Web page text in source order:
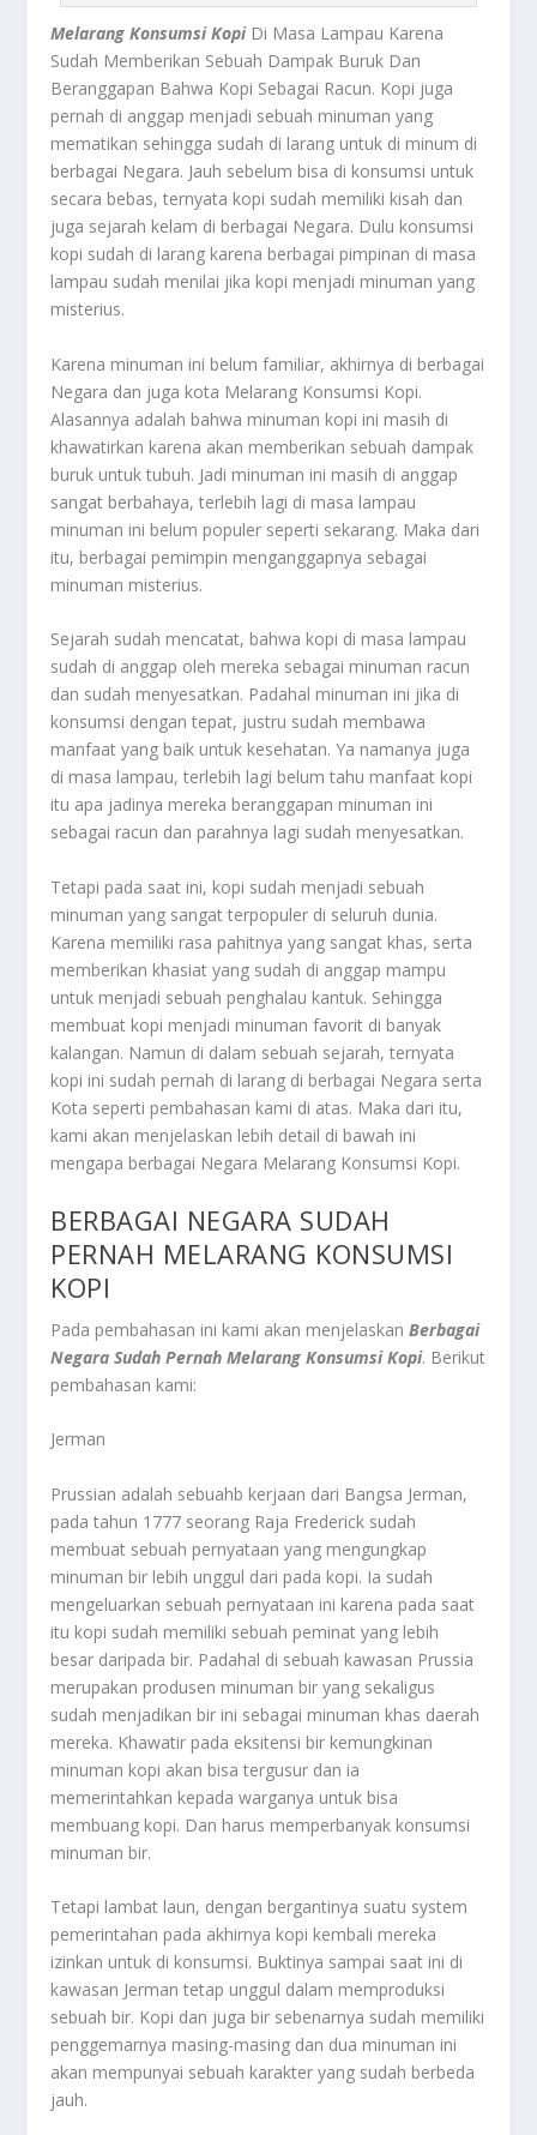
Melarang Konsumsi Kopi Di Masa Lampau Karena
Sudah Memberikan Sebuah Dampak Buruk Dan
Beranggapan Bahwa Kopi Sebagai Racun. Kopi juga
pernah di anggap menjadi sebuah minuman yang
mematikan sehingga sudah di larang untuk di minum di
berbagai Negara. Jauh sebelum bisa di konsumsi untuk
secara bebas, ternyata kopi sudah memiliki kisah dan
juga sejarah kelam di berbagai Negara. Dulu konsumsi
kopi sudah di larang karena berbagai pimpinan di masa
lampau sudah menilai jika kopi menjadi minuman yang
misterius.
Karena minuman ini belum familiar, akhirnya di berbagai
Negara dan juga kota Melarang Konsumsi Kopi.
Alasannya adalah bahwa minuman kopi ini masih di
khawatirkan karena akan memberikan sebuah dampak
buruk untuk tubuh. Jadi minuman ini masih di anggap
sangat berbahaya, terlebih lagi di masa lampau
minuman ini belum populer seperti sekarang. Maka dari
itu, berbagai pemimpin menganggapnya sebagai
minuman misterius.
Sejarah sudah mencatat, bahwa kopi di masa lampau
sudah di anggap oleh mereka sebagai minuman racun
dan sudah menyesatkan. Padahal minuman ini jika di
konsumsi dengan tepat, justru sudah membawa
manfaat yang baik untuk kesehatan. Ya namanya juga
di masa lampau, terlebih lagi belum tahu manfaat kopi
itu apa jadinya mereka beranggapan minuman ini
sebagai racun dan parahnya lagi sudah menyesatkan.
Tetapi pada saat ini, kopi sudah menjadi sebuah
minuman yang sangat terpopuler di seluruh dunia.
Karena memiliki rasa pahitnya yang sangat khas, serta
memberikan khasiat yang sudah di anggap mampu
untuk menjadi sebuah penghalau kantuk. Sehingga
membuat kopi menjadi minuman favorit di banyak
kalangan. Namun di dalam sebuah sejarah, ternyata
kopi ini sudah pernah di larang di berbagai Negara serta
Kota seperti pembahasan kami di atas. Maka dari itu,
kami akan menjelaskan lebih detail di bawah ini
mengapa berbagai Negara Melarang Konsumsi Kopi.
BERBAGAI NEGARA SUDAH
PERNAH MELARANG KONSUMSI
KOPI
Pada pembahasan ini kami akan menjelaskanBerbagai
Negara Sudah Pernah Melarang Konsumsi Kopi. Berikut
pembahasan kami:
Jerman
Prussian adalah sebuahb kerjaan dari Bangsa Jerman,
pada tahun 1777 seorang Raja Frederick sudah
membuat sebuah pernyataan yang mengungkap
minuman bir lebih unggul dari pada kopi. Ia sudah
mengeluarkan sebuah pernyataan ini karena pada saat
itu kopi sudah memiliki sebuah peminat yang lebih
besar daripada bir. Padahal di sebuah kawasan Prussia
merupakan produsen minuman bir yang sekaligus
sudah menjadikan bir ini sebagai minuman khas daerah
mereka. Khawatir pada eksitensi bir kemungkinan
minuman kopi akan bisa tergusur dan ia
memerintahkan kepada warganya untuk bisa
membuang kopi. Dan harus memperbanyak konsumsi
minuman bir.
Tetapi lambat laun, dengan bergantinya suatu system
pemerintahan pada akhirnya kopi kembali mereka
izinkan untuk di konsumsi. Buktinya sampai saat ini di
kawasan Jerman tetap unggul dalam memproduksi
sebuah bir. Kopi dan juga bir sebenarnya sudah memiliki
penggemarnya masing-masing dan dua minuman ini
akan mempunyai sebuah karakter yang sudah berbeda
jauh.